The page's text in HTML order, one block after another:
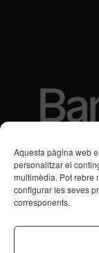
Aquesta pàgina web
personalitzar el
multimèdia. Pot rebre
configurar les seves
corresponents.
Subvencions des
Programa de
Transtorns de